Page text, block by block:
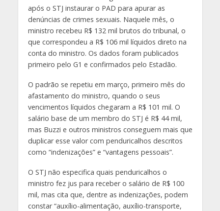
após o STJ instaurar o PAD para apurar as
denúncias de crimes sexuais. Naquele mês, o
ministro recebeu R$ 132 mil brutos do tribunal, o
que correspondeu a R$ 106 mil líquidos direto na
conta do ministro. Os dados foram publicados
primeiro pelo G1 e confirmados pelo Estadão.
O padrão se repetiu em março, primeiro mês do
afastamento do ministro, quando o seus
vencimentos líquidos chegaram a R$ 101 mil. O
salário base de um membro do STJ é R$ 44 mil,
mas Buzzi e outros ministros conseguem mais que
duplicar esse valor com penduricalhos descritos
como “indenizações” e “vantagens pessoais”.
O STJ não especifica quais penduricalhos o
ministro fez jus para receber o salário de R$ 100
mil, mas cita que, dentre as indenizações, podem
constar “auxílio-alimentação, auxílio-transporte,